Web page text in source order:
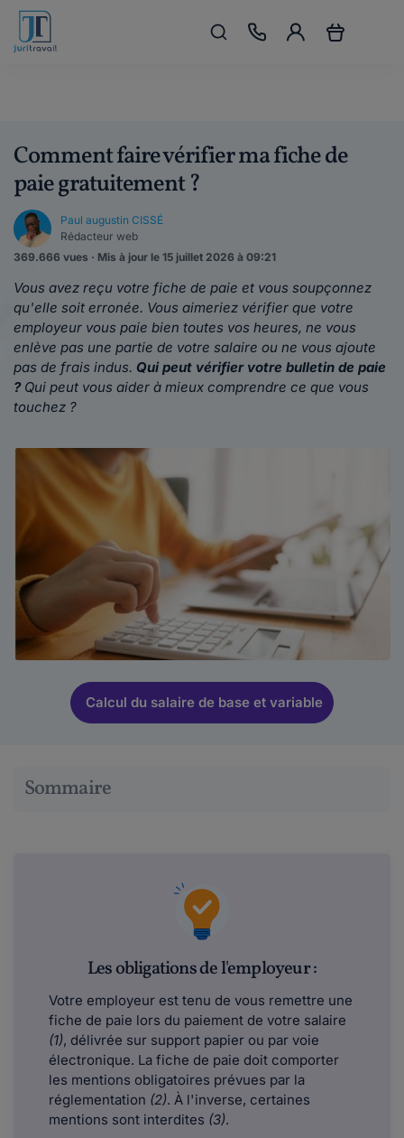
Comment faire vérifier ma fiche de
paie gratuitement ?
Paul augustin CISSÉ
Rédacteur web
369.666 vues · Mis à jour le 15 juillet 2026 à 09:21
Vous avez reçu votre fiche de paie et vous soupçonnez
qu'elle soit erronée. Vous aimeriez vérifier que votre
employeur vous paie bien toutes vos heures, ne vous
enlève pas une partie de votre salaire ou ne vous ajoute
pas de frais indus. Qui peut vérifier votre bulletin de paie
?Qui peut vous aider à mieux comprendre ce que vous
touchez ?
Calcul du salaire de base et variable
Sommaire
Les obligations de l'employeur :
Votre employeur est tenu de vous remettre une
fiche de paie lors du paiement de votre salaire
(1), délivrée sur support papier ou par voie
électronique. La fiche de paie doit comporter
les mentions obligatoires prévues par la
réglementation (2). À l'inverse, certaines
mentions sont interdites (3).